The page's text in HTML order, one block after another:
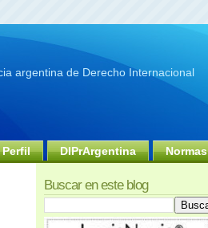
argentina de Derecho Internacional
Perfil DIPrArgentina Normas
Buscar en este blog